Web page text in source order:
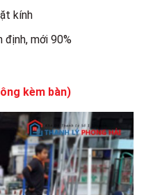
kính
định, mới 90%
kèm bàn)